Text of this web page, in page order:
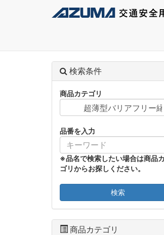
検索条件
商品カテゴリ
品番を入力
※品名で検索したい場合は商品
ゴリからお探しください。
検索
商品カテゴリ